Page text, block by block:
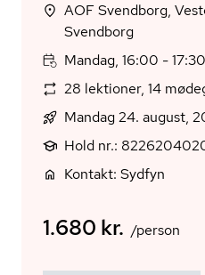
AOF Svendborg,
Svendborg
Mandag, 16:00 - 17:30
28 lektioner, 14
Mandag 24. august,
Hold nr.:
Kontakt: Sydfyn
1.680 kr. /person